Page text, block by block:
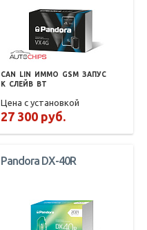
CAN LIN ИММО GSM ЗАПУС
К СЛЕЙВ BT
Цена с установкой
27 300 руб.
Pandora DX-40R